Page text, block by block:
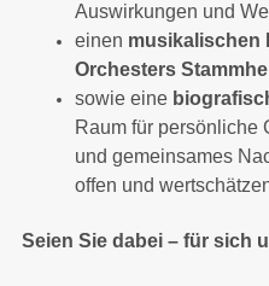
Auswirkungen und
einen musikalischen
Orchesters
sowie eine
Raum für persönliche
und gemeinsames
offen und
Seien Sie dabei – für sich